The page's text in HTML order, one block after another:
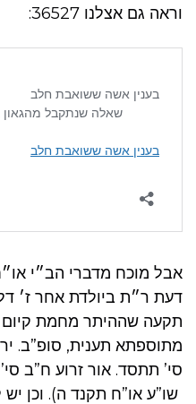
וראה גם אצלנו 36527:
אבל מוכח מדברי הב״י
דעת ר״ת ביולדת אחר ז׳
תקעה שההיתר מחמת קיום
מתוספתא תענית, סופ”ב.
סי’ תתסד. אור זרוע ח”ב
שו”ע או”ח תקנד ה). וכן